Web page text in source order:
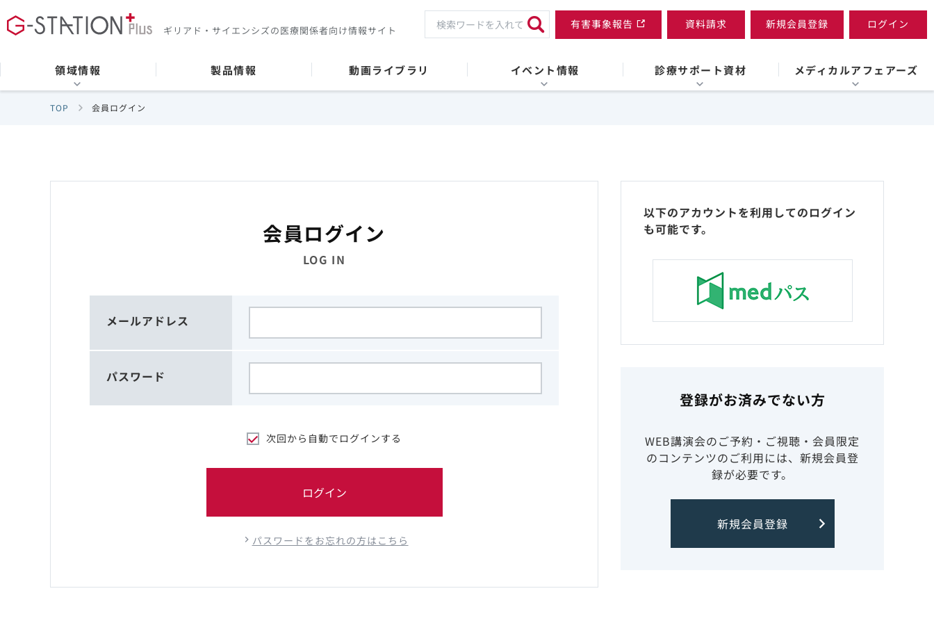
ギリアド・サイエンシズの医療関係者向け情報サイト 有害事象報告 資料請求 新規会員登録 ログイン
領域情報 製品情報 動画ライブラリ イベント情報 診療サポート資材 メディカルアフェアーズ
TOP 会員ログイン
会員ログイン
LOG IN
メールアドレス
パスワード
次回から自動でログインする
ログイン
パスワードをお忘れの方はこちら
以下のアカウントを利用してのログイン
も可能です。
登録がお済みでない方
WEB講演会のご予約・ご視聴・会員限定
のコンテンツのご利用には、新規会員登
録が必要です。
新規会員登録